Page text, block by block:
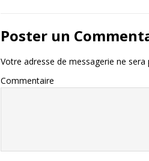
Poster un
Votre adresse de messagerie ne sera
Commentaire